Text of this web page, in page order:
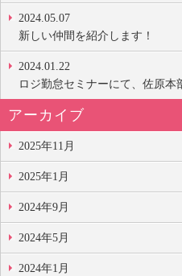
2024.05.07
新しい仲間を紹介します！
2024.01.22
ロジ勤怠セミナーにて、佐原
アーカイブ
2025年11月
2025年1月
2024年9月
2024年5月
2024年1月